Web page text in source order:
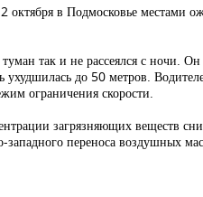
в Подмосковье местами
так и не рассеялся с ночи.
до 50 метров.
ограничения скорости.
загрязняющих веществ
переноса воздушных